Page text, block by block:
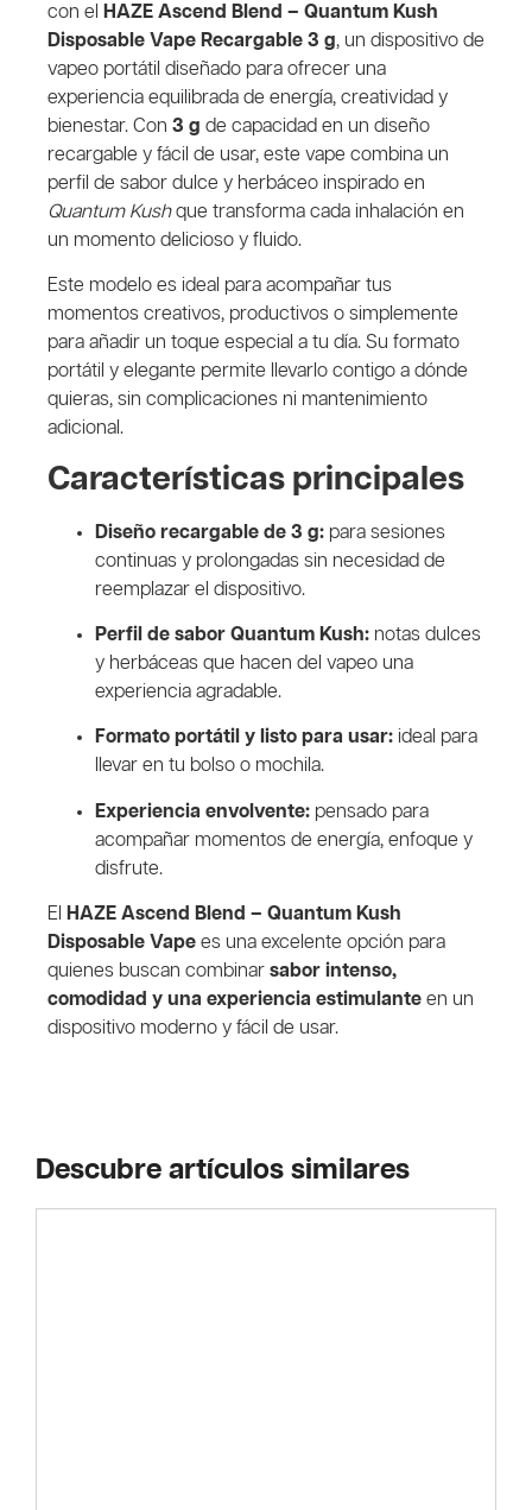
con el
HAZE Ascend Blend – Quantum Kush
Disposable Vape Recargable 3 g, un dispositivo de
vapeo portátil diseñado para ofrecer una
experiencia equilibrada de energía, creatividad y
bienestar. Con 3 g de capacidad en un diseño
recargable y fácil de usar, este vape combina un
perfil de sabor dulce y herbáceo inspirado en
Quantum Kushque transforma cada inhalación en
un momento delicioso y fluido.
Este modelo es ideal para acompañar tus
momentos creativos, productivos o simplemente
para añadir un toque especial a tu día. Su formato
portátil y elegante permite llevarlo contigo a dónde
quieras, sin complicaciones ni mantenimiento
adicional.
Características principales
Diseño recargable de 3 g: para sesiones
continuas y prolongadas sin necesidad de
reemplazar el dispositivo.
Perfil de sabor Quantum Kush: notas dulces
y herbáceas que hacen del vapeo una
experiencia agradable.
Formato portátil y listo para usar: ideal para
llevar en tu bolso o mochila.
Experiencia envolvente: pensado para
acompañar momentos de energía, enfoque y
disfrute.
El HAZE Ascend Blend – Quantum Kush
Disposable Vape es una excelente opción para
quienes buscan combinar sabor intenso,
comodidad y una experiencia estimulante en un
dispositivo moderno y fácil de usar.
Descubre artículos similares